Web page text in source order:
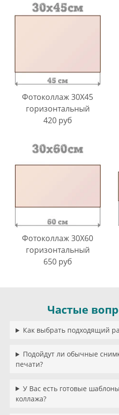
Фотоколлаж 30X45
горизонтальный
420 руб
Фотоколлаж 30X60
горизонтальный
650 руб
Частые
Как выбрать подходящий
Подойдут ли обычные
печати?
У Вас есть готовые
коллажа?